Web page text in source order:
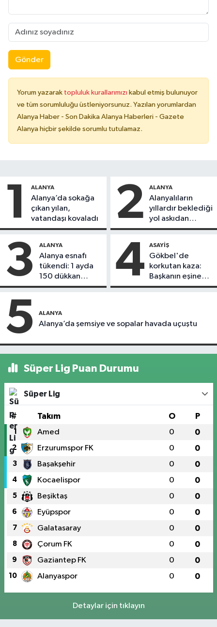
Gönder
Yorum yazarak topluluk kurallarımızı kabul etmiş bulunuyor
ve tüm sorumluluğu üstleniyorsunuz. Yazılan yorumlardan
Alanya Haber - Son Dakika Alanya Haberleri - Gazete
Alanya hiçbir şekilde sorumlu tutulamaz.
1 ALANYA
Alanya’da sokağa
çıkan yılan,
vatandaşı kovaladı
2 ALANYA
Alanyalıların
yıllardır beklediği
yol askıdan
döndü
3 ALANYA
Alanya esnafı
tükendi: 1 ayda
150 dükkan
kapandı
4 ASAYIŞ
Gökbel'de
korkutan kaza:
Başkanın eşine
motosiklet çarptı
5 ALANYA
Alanya’da şemsiye ve sopalar havada uçuştu
Süper Lig Puan Durumu
Süper Lig
# Takım O P
1 Amed 0 0
2 Erzurumspor FK 0 0
3 Başakşehir 0 0
4 Kocaelispor 0 0
5 Beşiktaş 0 0
6 Eyüpspor 0 0
7 Galatasaray 0 0
8 Çorum FK 0 0
9 Gaziantep FK 0 0
10 Alanyaspor 0 0
Detaylar için tıklayın